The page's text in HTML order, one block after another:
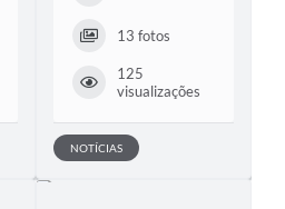
13 fotos
125
visualizações
NOTÍCIAS